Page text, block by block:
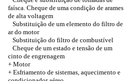
faísca. Cheque de uma condição de arames
de alta voltagem
Substituição de um elemento do filtro de
ar do motor
Substituição do filtro de combustível
Cheque de um estado e tensão de um
cinto de engrenagem
+ Motor
+ Esfriamento de sistemas, aquecimento e